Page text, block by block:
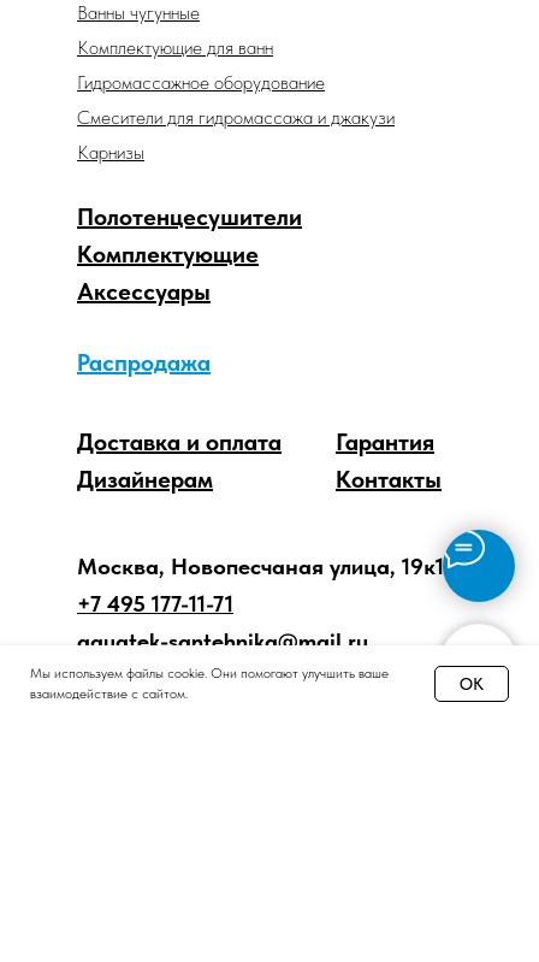
Мы используем файлы cookie. Они помогают улучшить ваше
взаимодействие с сайтом.
OK
Аксессуары
Распродажа
Комплектующие
Дизайнерам
Доставка и оплата
Гарантия
Контакты
Ванны чугунные
Комплектующие для ванн
Гидромассажное оборудование
Смесители для гидромассажа и джакузи
Карнизы
Полотенцесушители
Москва, Новопесчаная улица, 19к1
+7 495 177-11-71
aquatek-santehnika@mail.ru